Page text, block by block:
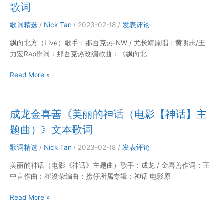
文
歌
词
歌词
歌词精选 / Nick Tan / 2023-02-18 / 发表评论
飘向北方（Live）歌手：那吾克热-NW / 尤长靖原唱：黄明志/王
力宏Rap作词：那吾克热改编歌曲：《飘向北
那
尤
长
《飘
向
北
（Live）》
Read More »
成龙金喜善《美丽的神话（电影【神话】主
题曲）》文本歌词
歌词精选 / Nick Tan / 2023-02-18 / 发表评论
美丽的神话（电影《神话》主题曲）歌手：成龙 / 金喜善作词：王
中言作曲：崔浚荣编曲：捞仔所属专辑：神话 电影原
成
Read More »